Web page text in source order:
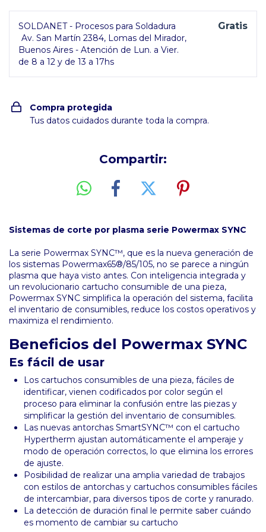
SOLDANET - Procesos para Soldadura
Av. San Martín 2384, Lomas del Mirador,
Buenos Aires - Atención de Lun. a Vier.
de 8 a 12 y de 13 a 17hs
Gratis
Compra protegida
Tus datos cuidados durante toda la compra.
Compartir:
Sistemas de corte por plasma serie Powermax SYNC
La serie Powermax SYNC™, que es la nueva generación de
los sistemas Powermax65®/85/105, no se parece a ningún
plasma que haya visto antes. Con inteligencia integrada y
un revolucionario cartucho consumible de una pieza,
Powermax SYNC simplifica la operación del sistema, facilita
el inventario de consumibles, reduce los costos operativos y
maximiza el rendimiento.
Beneficios del Powermax SYNC
Es fácil de usar
Los cartuchos consumibles de una pieza, fáciles de
identificar, vienen codificados por color según el
proceso para eliminar la confusión entre las piezas y
simplificar la gestión del inventario de consumibles.
Las nuevas antorchas SmartSYNC™ con el cartucho
Hypertherm ajustan automáticamente el amperaje y
modo de operación correctos, lo que elimina los errores
de ajuste.
Posibilidad de realizar una amplia variedad de trabajos
con estilos de antorchas y cartuchos consumibles fáciles
de intercambiar, para diversos tipos de corte y ranurado.
La detección de duración final le permite saber cuándo
es momento de cambiar su cartucho